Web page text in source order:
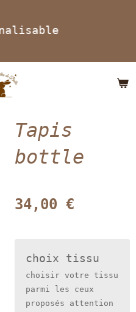
Tapis
bottle
34,00 €
choix tissu
choisir votre tissu
parmi les ceux
proposés attention